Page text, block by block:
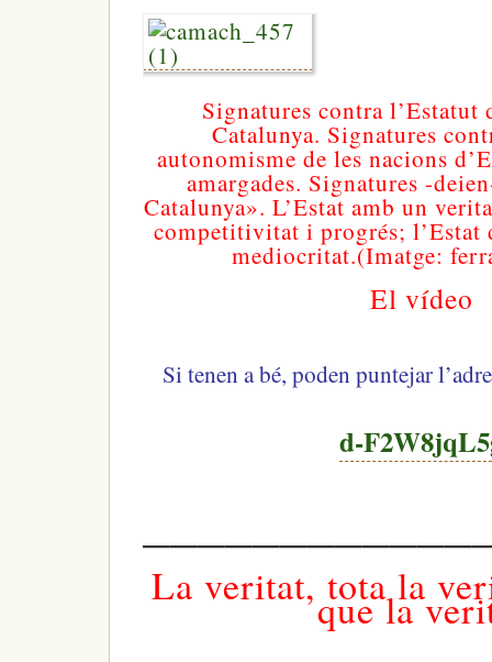
Signatures contra l’Estatut
Catalunya. Signatures
autonomisme de les nacions
amargades. Signatures -
Catalunya». L’Estat amb un
competitivitat i progrés; l’Estat
mediocritat.(Imatge:
El vídeo
Si tenen a bé, poden puntejar
d-
La veritat, tota la
que la